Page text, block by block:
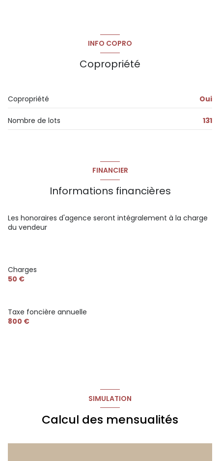
INFO COPRO
Copropriété
Copropriété Oui
Nombre de lots 131
FINANCIER
Informations financières
Les honoraires d'agence seront intégralement à la charge
du vendeur
Charges
50 €
Taxe foncière annuelle
800 €
SIMULATION
Calcul des mensualités